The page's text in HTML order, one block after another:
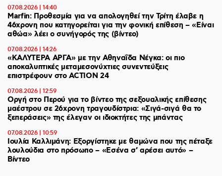
07.08.2026 | 14:40
Marfin: Προθεσμία για να απολογηθεί την Τρίτη έλαβε η
46χρονη που κατηγορείται για την φονική επίθεση – «Είναι
αθώα» λέει ο συνήγορός της (βίντεο)
07.08.2026 | 14:26
«ΚΑΛΥΤΕΡΑ ΑΡΓΑ» με την Αθηναΐδα Νέγκα: οι πιο
αποκαλυπτικές μεταμεσονύχτιες συνεντεύξεις
επιστρέφουν στο ACTION 24
07.08.2026 | 12:59
Οργή στο Περού για το βίντεο της σεξουαλικής επίθεσης
μαέστρου σε 26χρονη τραγουδίστρια: «Σιγά-σιγά θα το
ξεπεράσεις» της έλεγαν οι ιδιοκτήτες της μπάντας
07.08.2026 | 10:59
Ιουλία Καλλιμάνη: Εξοργίστηκε με θαμώνα που της πέταξε
λουλούδια στο πρόσωπο – «Εσένα σ’ αρέσει αυτό» –
Βίντεο